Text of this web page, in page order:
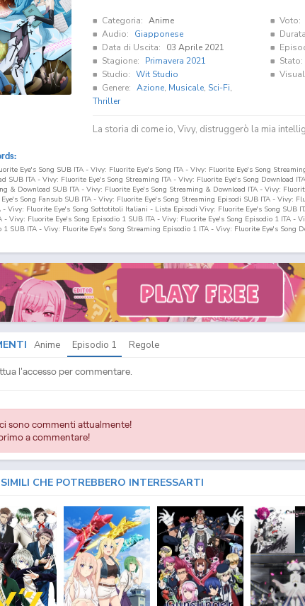
Categoria: Anime
Audio:
Giapponese
Data di Uscita:
03 Aprile 2021
Stagione:
Primavera 2021
Studio: Wit Studio
Genere: Azione, Musicale, Sci-Fi,
Thriller
Voto:
Stato:
La storia di come io, Vivy, distruggerò la mia
Eye's Song SUB ITA - Vivy: Fluorite Eye's Song ITA - Vivy: Fluorite Eye's Song
SUB ITA - Vivy: Fluorite Eye's Song Streaming ITA - Vivy: Fluorite Eye's Song Download
& Download SUB ITA - Vivy: Fluorite Eye's Song Streaming & Download ITA - Vivy:
Song Fansub SUB ITA - Vivy: Fluorite Eye's Song Streaming Episodi SUB ITA - Vivy:
- Vivy: Fluorite Eye's Song Sottotitoli Italiani - Lista Episodi Vivy: Fluorite Eye's Song SUB
- Vivy: Fluorite Eye's Song Episodio 1 SUB ITA - Vivy: Fluorite Eye's Song Episodio 1 ITA -
1 SUB ITA - Vivy: Fluorite Eye's Song Streaming Episodio 1 ITA - Vivy: Fluorite Eye's Song
Anime Episodio 1 Regole
l'accesso per commentare.
sono commenti attualmente!
a commentare!
SIMILI CHE POTREBBERO INTERESSARTI